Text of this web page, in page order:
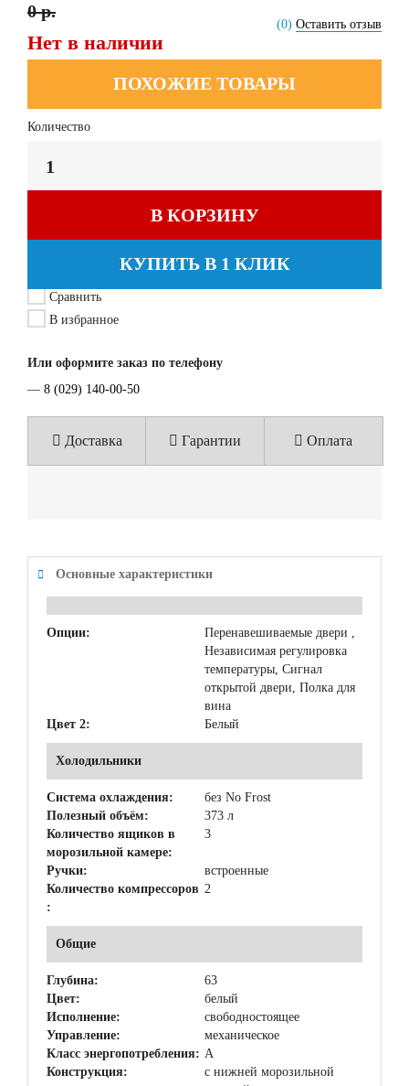
(0) Оставить отзыв
0 р.
Нет в наличии
ПОХОЖИЕ ТОВАРЫ
Количество
В КОРЗИНУ
КУПИТЬ В 1 КЛИК
Сравнить
В избранное
Или оформите заказ по телефону
— 8 (029) 140-00-50
Доставка Гарантии Оплата
Основные характеристики
Опции:
Перенавешиваемые двери ,
Независимая регулировка
температуры, Сигнал
открытой двери, Полка для
вина
Цвет 2:
Белый
Холодильники
Система охлаждения:
без No Frost
Полезный объём:
373 л
Количество ящиков в
морозильной камере:
3
Ручки:
встроенные
Количество компрессоров
:
2
Общие
Глубина:
63
Цвет:
белый
Исполнение:
свободностоящее
Управление:
механическое
Класс энергопотребления: A
Конструкция:
с нижней морозильной